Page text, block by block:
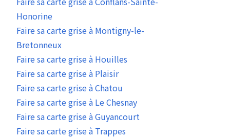
Honorine
Faire sa carte grise à Montigny-le-
Bretonneux
Faire sa carte grise à Houilles
Faire sa carte grise à Plaisir
Faire sa carte grise à Chatou
Faire sa carte grise à Le Chesnay
Faire sa carte grise à Guyancourt
Faire sa carte grise à Trappes